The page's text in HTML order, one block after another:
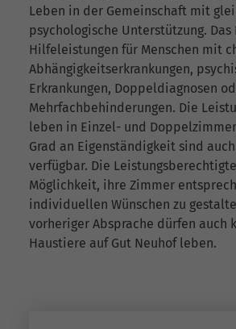
Leben in der Gemeinschaft mit
psychologische Unterstützung.
Hilfeleistungen für Menschen mit
Abhängigkeitserkrankungen,
Erkrankungen, Doppeldiagnosen
Mehrfachbehinderungen. Die
leben in Einzel- und
Grad an Eigenständigkeit sind
verfügbar. Die
Möglichkeit, ihre Zimmer
individuellen Wünschen zu
vorheriger Absprache dürfen auch
Haustiere auf Gut Neuhof leben.